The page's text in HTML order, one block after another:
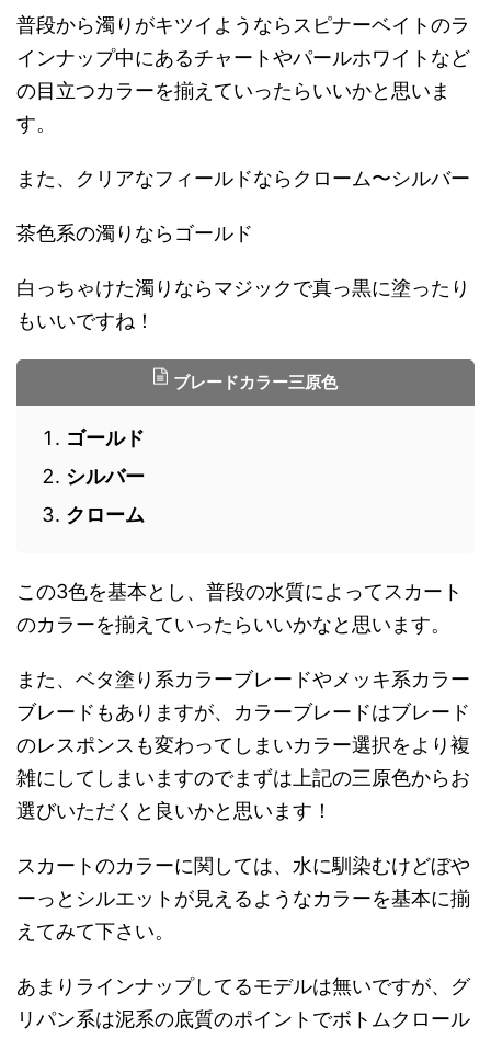
普段から濁りがキツイようならスピナーベイトのラ
インナップ中にあるチャートやパールホワイトなど
の目立つカラーを揃えていったらいいかと思いま
す。
また、クリアなフィールドならクローム〜シルバー
茶色系の濁りならゴールド
白っちゃけた濁りならマジックで真っ黒に塗ったり
もいいですね！
ブレードカラー三原色
ゴールド
シルバー
クローム
この3色を基本とし、普段の水質によってスカート
のカラーを揃えていったらいいかなと思います。
また、ベタ塗り系カラーブレードやメッキ系カラー
ブレードもありますが、カラーブレードはブレード
のレスポンスも変わってしまいカラー選択をより複
雑にしてしまいますのでまずは上記の三原色からお
選びいただくと良いかと思います！
スカートのカラーに関しては、水に馴染むけどぼや
ーっとシルエットが見えるようなカラーを基本に揃
えてみて下さい。
あまりラインナップしてるモデルは無いですが、グ
リパン系は泥系の底質のポイントでボトムクロール